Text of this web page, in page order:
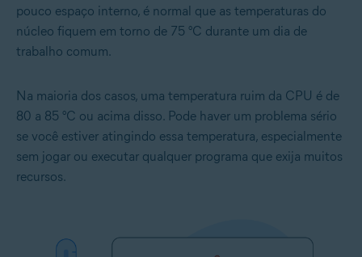
pouco espaço interno, é normal que as temperaturas do
núcleo fiquem em torno de 75 °C durante um dia de
trabalho comum.
Na maioria dos casos, uma temperatura ruim da CPU é de
80 a 85 °C ou acima disso. Pode haver um problema sério
se você estiver atingindo essa temperatura, especialmente
sem jogar ou executar qualquer programa que exija muitos
recursos.